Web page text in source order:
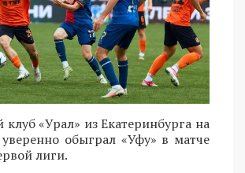
«Урал» из Екатеринбурга на
обыграл «Уфу» в матче
лиги.